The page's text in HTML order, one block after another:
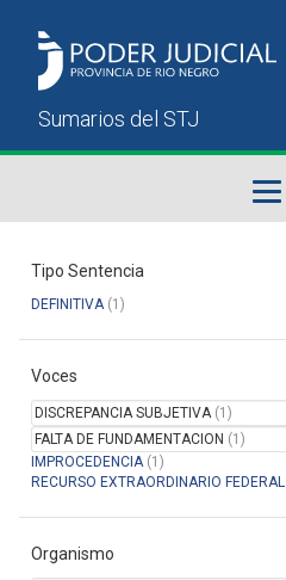
Sumarios del STJ
Manual del Usuario
Tipo Sentencia
DEFINITIVA(1)
Voces
DISCREPANCIA SUBJETIVA(1)
FALTA DE FUNDAMENTACION (1)
IMPROCEDENCIA(1)
RECURSO EXTRAORDINARIO FEDERAL
Organismo